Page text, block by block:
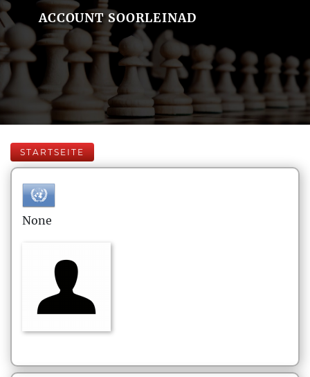
ACCOUNT SOORLEINAD
STARTSEITE
None